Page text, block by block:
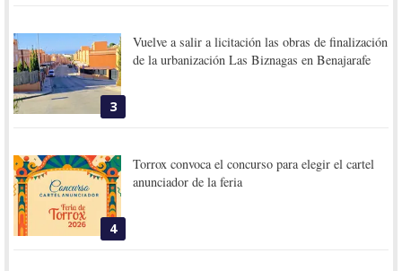
3
Vuelve a salir a licitación las obras de finalización
de la urbanización Las Biznagas en Benajarafe
4
Torrox convoca el concurso para elegir el cartel
anunciador de la feria